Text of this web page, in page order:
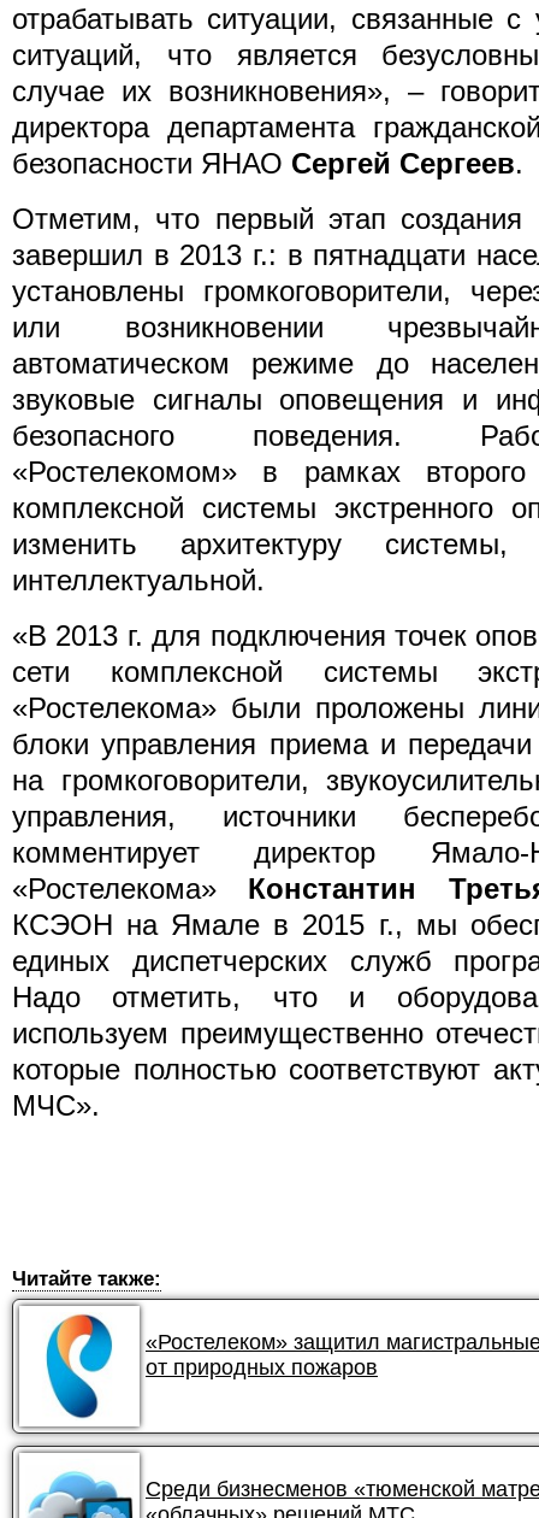
отрабатывать ситуации, связанные с
ситуаций, что является
случае их возникновения», –
директора департамента
безопасности ЯНАО Сергей Сергеев.
Отметим, что первый этап
завершил в 2013 г.: в пятнадцати
установлены громкоговорители,
или возникновении
автоматическом режиме до
звуковые сигналы оповещения и
безопасного поведения.
«Ростелекомом» в рамках
комплексной системы экстренного
изменить архитектуру
интеллектуальной.
«В 2013 г. для подключения точек
сети комплексной системы
«Ростелекома» были проложены
блоки управления приема и
на громкоговорители,
управления, источники
комментирует директор Ямало-
«Ростелекома» Константин
КСЭОН на Ямале в 2015 г., мы
единых диспетчерских служб
Надо отметить, что и
используем преимущественно
которые полностью соответствуют
МЧС».
Читайте также:
«Ростелеком» защитил
от природных пожаров
Среди бизнесменов «тюменской